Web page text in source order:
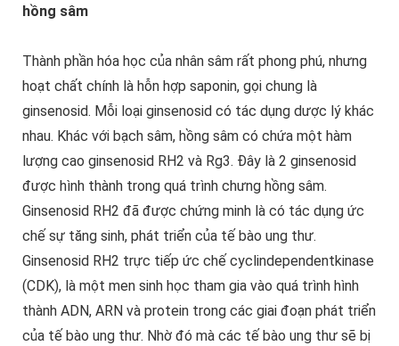
hồng sâm
Thành phần hóa học của nhân sâm rất phong phú, nhưng
hoạt chất chính là hỗn hợp saponin, gọi chung là
ginsenosid. Mỗi loại ginsenosid có tác dụng dược lý khác
nhau. Khác với bạch sâm, hồng sâm có chứa một hàm
lượng cao ginsenosid RH2 và Rg3. Đây là 2 ginsenosid
được hình thành trong quá trình chưng hồng sâm.
Ginsenosid RH2 đã được chứng minh là có tác dụng ức
chế sự tăng sinh, phát triển của tế bào ung thư.
Ginsenosid RH2 trực tiếp ức chế cyclindependentkinase
(CDK), là một men sinh học tham gia vào quá trình hình
thành ADN, ARN và protein trong các giai đoạn phát triển
của tế bào ung thư. Nhờ đó mà các tế bào ung thư sẽ bị